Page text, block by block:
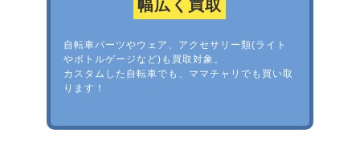
幅広く買取
自転車パーツやウェア、アクセサリー類(ライト
やボトルゲージなど)も買取対象。
カスタムした自転車でも、ママチャリでも買い取
ります！